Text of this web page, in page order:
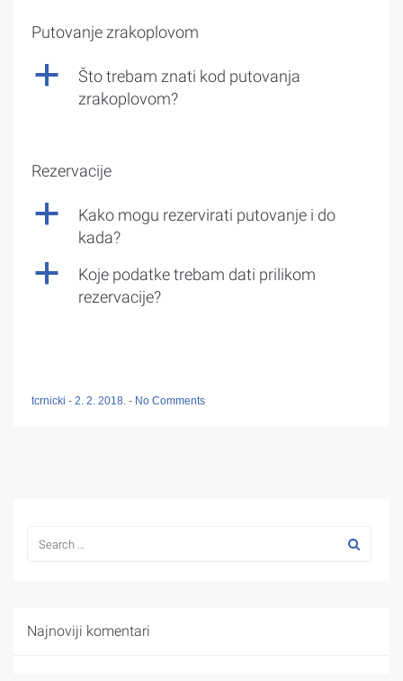
Putovanje zrakoplovom
a
Što trebam znati kod putovanja
zrakoplovom?
Rezervacije
a
Kako mogu rezervirati putovanje i do
kada?
a
Koje podatke trebam dati prilikom
rezervacije?
tcrnicki - 2. 2. 2018. - No Comments
Najnoviji komentari